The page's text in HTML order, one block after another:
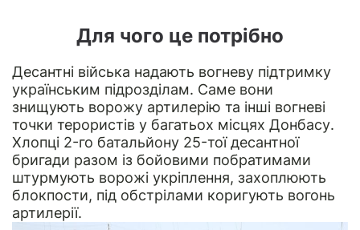
Для чого це потрібно
Десантні війська надають вогневу підтримку
українським підрозділам. Саме вони
знищують ворожу артилерію та інші вогневі
точки терористів у багатьох місцях Донбасу.
Хлопці 2-го батальйону 25-тої десантної
бригади разом із бойовими побратимами
штурмують ворожі укріплення, захоплюють
блокпости, під обстрілами коригують вогонь
артилерії.